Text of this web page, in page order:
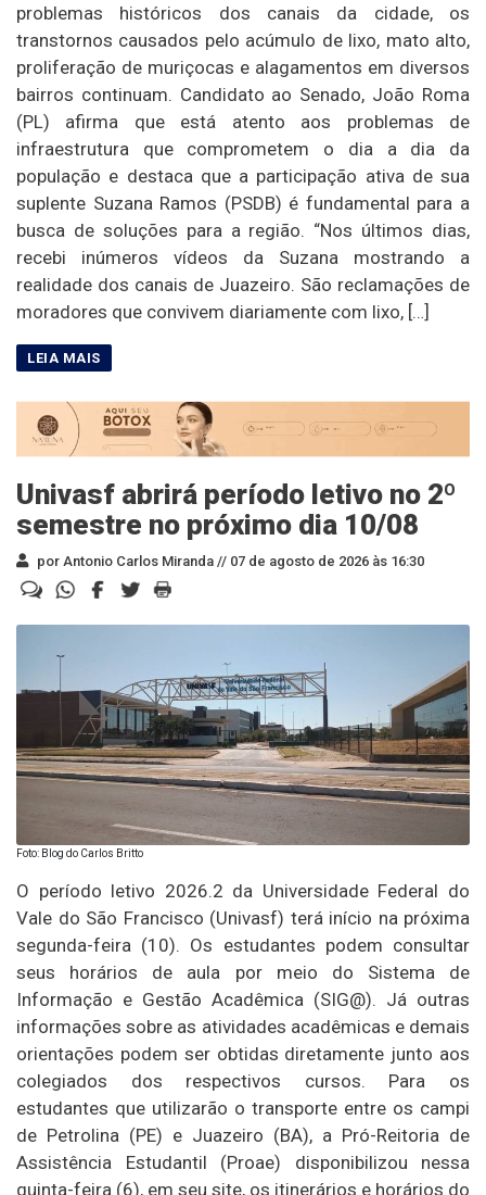
problemas históricos dos canais da cidade, os
transtornos causados pelo acúmulo de lixo, mato alto,
proliferação de muriçocas e alagamentos em diversos
bairros continuam. Candidato ao Senado, João Roma
(PL) afirma que está atento aos problemas de
infraestrutura que comprometem o dia a dia da
população e destaca que a participação ativa de sua
suplente Suzana Ramos (PSDB) é fundamental para a
busca de soluções para a região. “Nos últimos dias,
recebi inúmeros vídeos da Suzana mostrando a
realidade dos canais de Juazeiro. São reclamações de
moradores que convivem diariamente com lixo, […]
Univasf abrirá período letivo no 2º
semestre no próximo dia 10/08
por Antonio Carlos Miranda // 07 de agosto de 2026 às 16:30
Foto: Blog do Carlos Britto
O período letivo 2026.2 da Universidade Federal do
Vale do São Francisco (Univasf) terá início na próxima
segunda-feira (10). Os estudantes podem consultar
seus horários de aula por meio do Sistema de
Informação e Gestão Acadêmica (SIG@). Já outras
informações sobre as atividades acadêmicas e demais
orientações podem ser obtidas diretamente junto aos
colegiados dos respectivos cursos. Para os
estudantes que utilizarão o transporte entre os campi
de Petrolina (PE) e Juazeiro (BA), a Pró-Reitoria de
Assistência Estudantil (Proae) disponibilizou nessa
quinta-feira (6), em seu site, os itinerários e horários do